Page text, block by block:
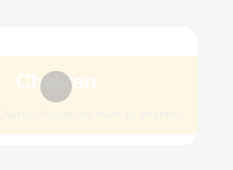
Chakren